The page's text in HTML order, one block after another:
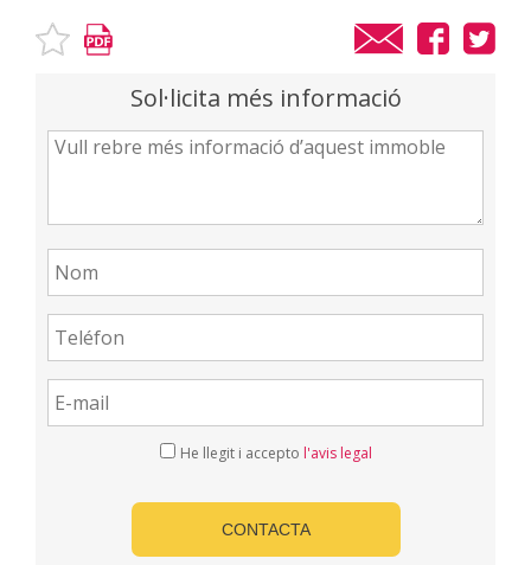
Sol·licita més informació
He llegit i accepto l'avis legal
CONTACTA